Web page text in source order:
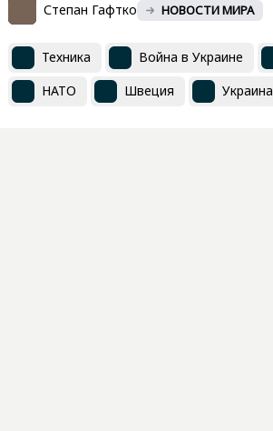
Степан Гафтко НОВОСТИ МИРА
Техника Война в Украине
НАТО
Швеция Украина